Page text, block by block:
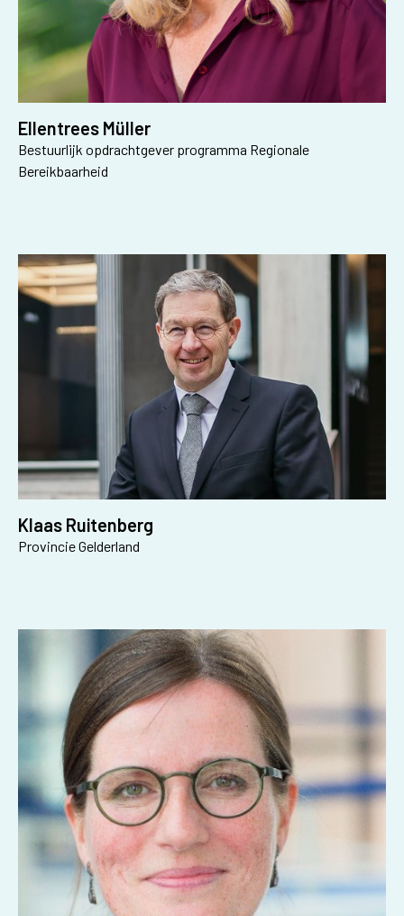
Ellentrees Müller
Bestuurlijk opdrachtgever programma Regionale
Bereikbaarheid
Klaas Ruitenberg
Provincie Gelderland